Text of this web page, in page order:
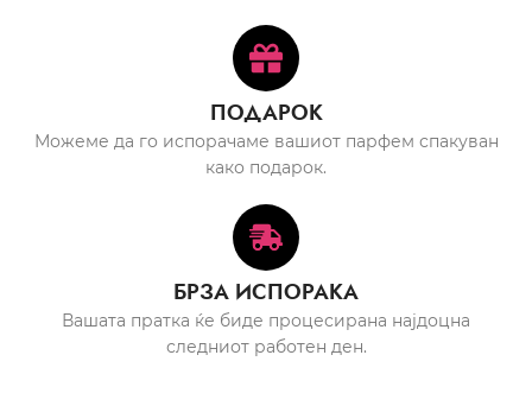
ПОДАРОК
Можеме да го испорачаме вашиот парфем спакуван
како подарок.
БРЗА ИСПОРАКА
Вашата пратка ќе биде процесирана најдоцна
следниот работен ден.